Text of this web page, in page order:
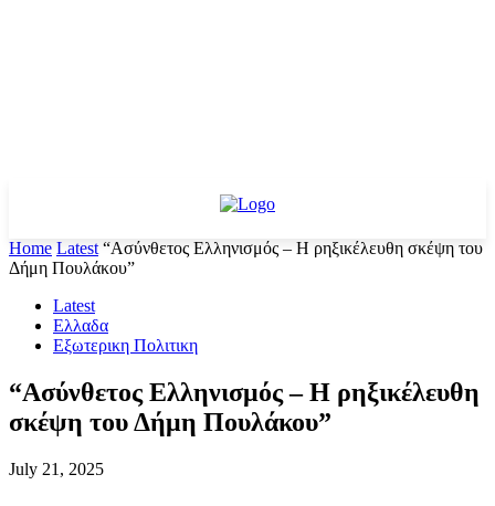
Home Latest “Ασύνθετος Ελληνισμός – Η ρηξικέλευθη σκέψη του
Δήμη Πουλάκου”
Latest
Ελλαδα
Εξωτερικη Πολιτικη
“Ασύνθετος Ελληνισμός – Η ρηξικέλευθη
σκέψη του Δήμη Πουλάκου”
July 21, 2025